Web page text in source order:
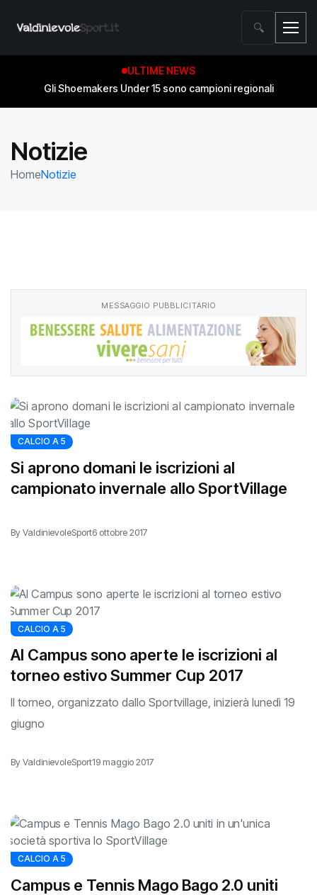
🔍
ULTIME NEWS
Gli Shoemakers Under 15 sono campioni regionali
Notizie
HomeNotizie
MESSAGGIO PUBBLICITARIO
CALCIO A 5
Si aprono domani le iscrizioni al
campionato invernale allo SportVillage
By ValdinievoleSport6 ottobre 2017
CALCIO A 5
Al Campus sono aperte le iscrizioni al
torneo estivo Summer Cup 2017
Il torneo, organizzato dallo Sportvillage, inizierà lunedì 19
giugno
By ValdinievoleSport19 maggio 2017
CALCIO A 5
Campus e Tennis Mago Bago 2.0 uniti